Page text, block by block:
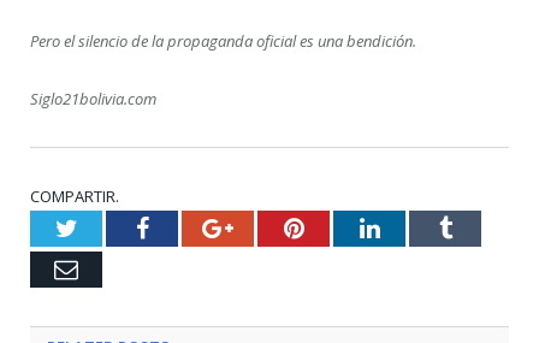
Pero el silencio de la propaganda oficial es una bendición.
Siglo21bolivia.com
COMPARTIR.
TwitterFacebookGoogle+PinterestLinkedInTumblr
Email